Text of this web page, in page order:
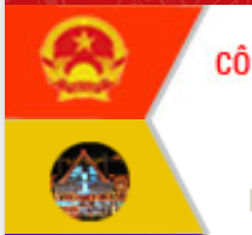
món ăn từ sầu riêng
Đắk Lắk công bố Quy hoạch và xúc
tiến đầu tư tỉnh
Ngành cá ngừ Đắk Lắk chủ động thích
ứng để giữ vững thị trường xuất khẩu
Diễn đàn Kinh tế tư nhân Việt Nam đột
phá cơ chế - Hợp tác công tư
Đề án 06 tạo bước ngoặt đột phá trong
cải cách hành chính tỉnh Đắk Lắk